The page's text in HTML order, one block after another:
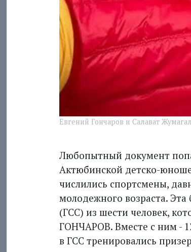
Евгений Гончаров и Салават
Любопытный документ
Актюбинской детско-
числились спортсмены,
молодежного возраста.
(ГСС) из шести человек,
ГОНЧАРОВ. Вместе с ним -
в ГСС тренировались